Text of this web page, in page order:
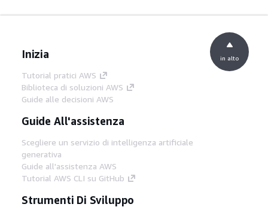
Inizia
Tutorial pratici AWS
Biblioteca di soluzioni AWS
Guide alle decisioni AWS
Guide All'assistenza
Scegliere un servizio di intelligenza artificiale
generativa
Guide all'assistenza AWS
Tutorial AWS CLI su GitHub
Strumenti Di Sviluppo
in alto